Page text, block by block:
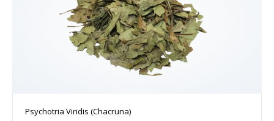
Psychotria Viridis (Chacruna)